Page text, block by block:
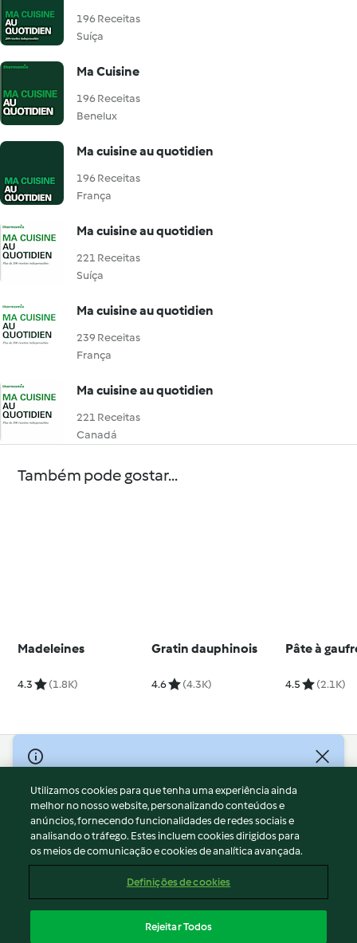
196 Receitas
Suíça
Ma Cuisine
196 Receitas
Benelux
Ma cuisine au quotidien
196 Receitas
França
Ma cuisine au quotidien
221 Receitas
Suíça
Ma cuisine au quotidien
239 Receitas
França
Ma cuisine au quotidien
221 Receitas
Canadá
Também pode gostar...
Madeleines
4.3 (1.8K)
Gratin dauphinois
4.6 (4.3K)
Pâte à
4.5 (2.1K)
© Copyright 2026
Termos de Utilização
Aviso sobre Proteção de Dados
Aviso
Apoio legal
Conteúdo do relatório
Declaração de acessibilidade
Utilizamos cookies para que tenha uma experiência ainda
melhor no nosso website, personalizando conteúdos e
anúncios, fornecendo funcionalidades de redes sociais e
analisando o tráfego. Estes incluem cookies dirigidos para
os meios de comunicação e cookies de analítica avançada.
Definições de cookies
Rejeitar Todos